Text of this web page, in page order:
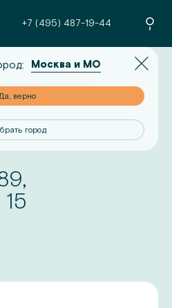
+7 (495) 487-19-44
2-комнатная квартира
,
15
Москва и МО
верно
город